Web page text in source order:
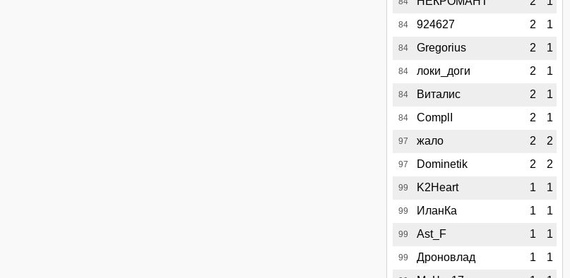
84 924627 2 1
84 Gregorius 2 1
84 локи_доги 2 1
84 Виталис 2 1
84 ComplI 2 1
97 жало 2 2
97 Dominetik 2 2
99 K2Heart 1 1
99 ИланКа 1 1
99 Ast_F 1 1
99 Дроновлад 1 1